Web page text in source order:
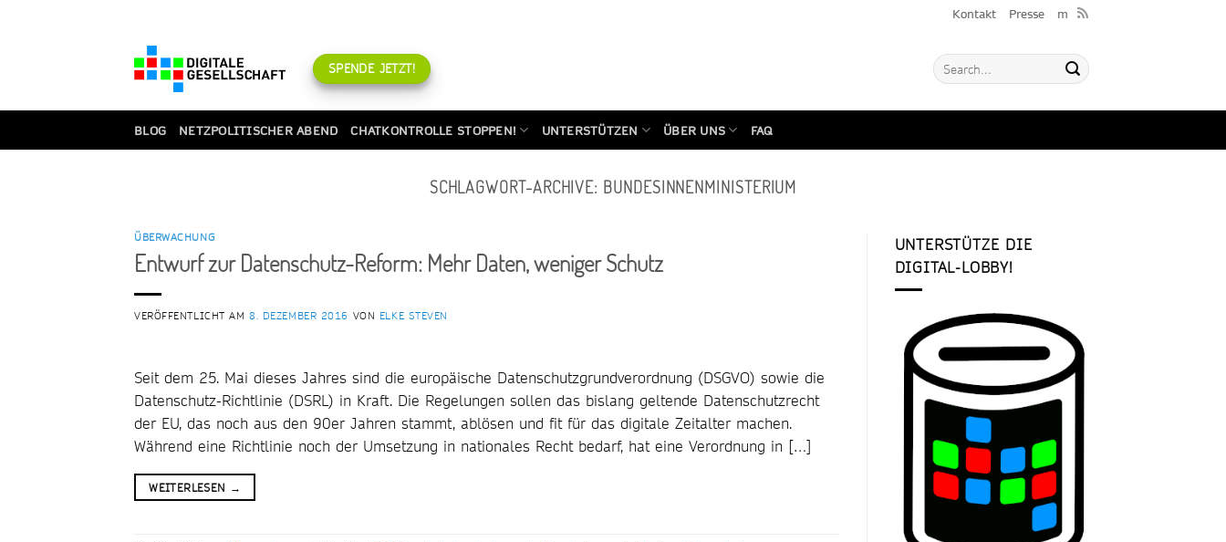
Kontakt Presse m
SPENDE JETZT!
BLOG NETZPOLITISCHER ABEND CHATKONTROLLE STOPPEN! UNTERSTÜTZEN ÜBER UNS FAQ
SCHLAGWORT-ARCHIVE: BUNDESINNENMINISTERIUM
ÜBERWACHUNG
Entwurf zur Datenschutz-Reform: Mehr Daten, weniger Schutz
VERÖFFENTLICHT AM8. DEZEMBER 2016 VON ELKE STEVEN
Seit dem 25. Mai dieses Jahres sind die europäische Datenschutzgrundverordnung (DSGVO) sowie die
Datenschutz-Richtlinie (DSRL) in Kraft. Die Regelungen sollen das bislang geltende Datenschutzrecht
der EU, das noch aus den 90er Jahren stammt, ablösen und fit für das digitale Zeitalter machen.
Während eine Richtlinie noch der Umsetzung in nationales Recht bedarf, hat eine Verordnung in […]
WEITERLESEN →
UNTERSTÜTZE DIE
DIGITAL-LOBBY!